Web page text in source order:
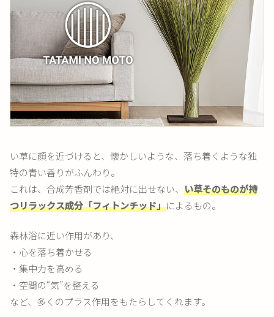
い草に顔を近づけると、懐かしいような、落ち着くような独
特の青い香りがふんわり。
これは、合成芳香剤では絶対に出せない、 い草そのものが持
つリラックス成分「フィトンチッド」によるもの。
森林浴に近い作用があり、
・心を落ち着かせる
・集中力を高める
・空間の“気”を整える
など、多くのプラス作用をもたらしてくれます。